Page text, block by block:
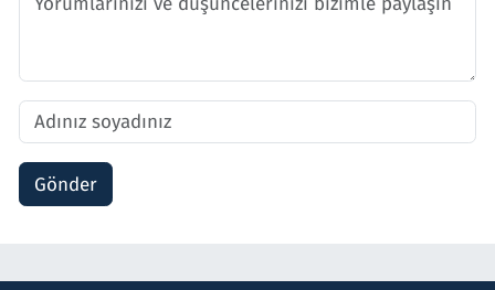
Gönder